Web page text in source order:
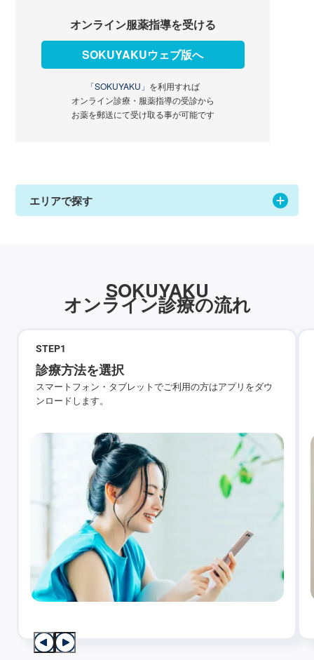
オンライン服薬指導を受ける
SOKUYAKUウェブ版へ
「SOKUYAKU」 を利用すれば
オンライン診療・服薬指導の受診から
お薬を郵送にて受け取る事が可能です
エリアで探す
SOKUYAKU
オンライン診療の流れ
STEP1
診療方法を選択
スマートフォン・タブレットでご利用の方はアプリをダウ
ンロードします。